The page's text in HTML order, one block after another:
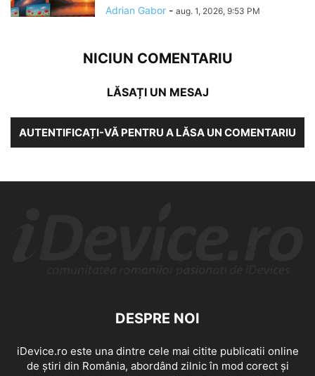
Adrian Gabor - aug. 1, 2026, 9:53 PM
NICIUN COMENTARIU
LĂSAȚI UN MESAJ
AUTENTIFICAȚI-VĂ PENTRU A LĂSA UN COMENTARIU
DESPRE NOI
iDevice.ro este una dintre cele mai citite publicatii online
de știri din România, abordând zilnic în mod corect și